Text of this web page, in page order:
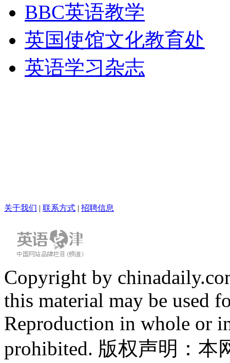
BBC英语教学
英国使馆文化教育处
英语学习杂志
关于我们 | 联系方式 | 招聘信息
Copyright by
this material may be used
Reproduction in whole or
prohibited. 版权声明：